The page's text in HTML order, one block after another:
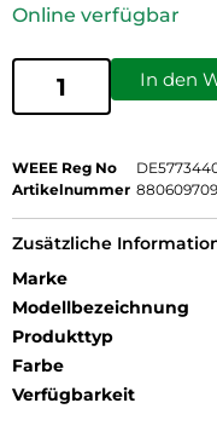
Online verfügbar
In den
WEEE Reg No
Artikelnummer
Zusätzliche
Marke
Modellbezeichnung
Produkttyp
Farbe
Verfügbarkeit